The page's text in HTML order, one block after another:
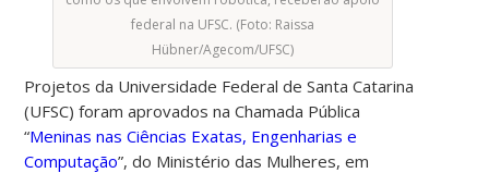
federal na UFSC. (Foto: Raissa
Hübner/Agecom/UFSC)
Projetos da Universidade Federal de Santa Catarina
(UFSC) foram aprovados na Chamada Pública
“Meninas nas Ciências Exatas, Engenharias e
Computação”, do Ministério das Mulheres, em